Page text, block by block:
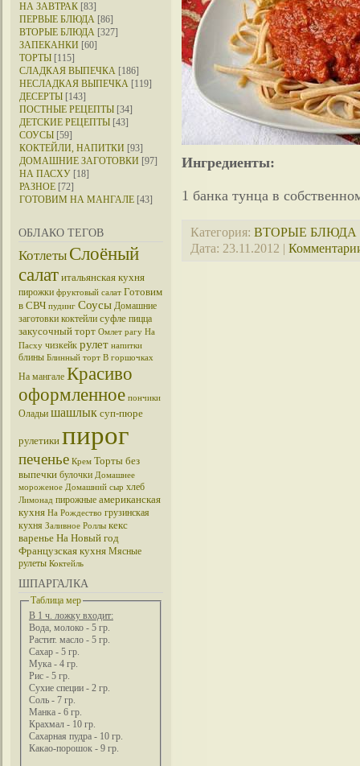
НА ЗАВТРАК [83]
ПЕРВЫЕ БЛЮДА [86]
ВТОРЫЕ БЛЮДА [327]
ЗАПЕКАНКИ [60]
ТОРТЫ [115]
СЛАДКАЯ ВЫПЕЧКА [186]
НЕСЛАДКАЯ ВЫПЕЧКА [119]
ДЕСЕРТЫ [143]
ПОСТНЫЕ РЕЦЕПТЫ [34]
ДЕТСКИЕ РЕЦЕПТЫ [43]
СОУСЫ [59]
КОКТЕЙЛИ, НАПИТКИ [93]
ДОМАШНИЕ ЗАГОТОВКИ [97]
НА ПАСХУ [18]
РАЗНОЕ [72]
ГОТОВИМ НА МАНГАЛЕ [43]
ОБЛАКО ТЕГОВ
Котлеты Слоёный
салат итальянская кухня
пирожки фруктовый салат Готовим
в СВЧ пудинг Соусы Домашние
заготовки коктейли суфле пицца
закусочный торт Омлет рагу На
Пасху чизкейк рулет напитки
блины Блинный торт В горшочках
На мангале Красиво
оформленное пончики
Оладьи шашлык суп-пюре
рулетики пирог
печенье Крем Торты без
выпечки булочки Домашнее
мороженое Домашний сыр хлеб
Лимонад пирожные американская
кухня На Рождество грузинская
кухня Заливное Роллы кекс
варенье На Новый год
Французская кухня Мясные
рулеты Коктейль
ШПАРГАЛКА
Таблица мер
В 1 ч. ложку входит:
Вода, молоко - 5 гр.
Растит. масло - 5 гр.
Сахар - 5 гр.
Мука - 4 гр.
Рис - 5 гр.
Сухие специи - 2 гр.
Соль - 7 гр.
Манка - 6 гр.
Крахмал - 10 гр.
Сахарная пудра - 10 гр.
Какао-порошок - 9 гр.
Ингредиенты:
1 банка тунца в
Категория: ВТОРЫЕ БЛЮДА
Дата: 23.11.2012 |